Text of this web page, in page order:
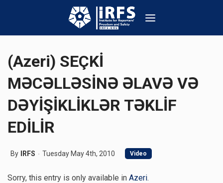
(Azeri) SEÇKİ
MƏCƏLLƏSİNƏ ƏLAVƏ VƏ
DƏYİŞİKLİKLƏR TƏKLİF
EDİLİR
By IRFS Tuesday May 4th, 2010 Video
Sorry, this entry is only available in Azeri.